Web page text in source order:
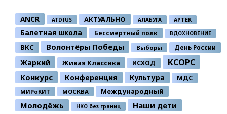
ANCR ATDIUS АКТУАЛЬНО АЛАБУГА АРТЕК
Балетная школа Бессмертный полк ВДОХНОВЕНИЕ
ВКС Волонтёры Победы Выборы День России
Жаркий Живая Классика ИСХОД КСОРС
Конкурс Конференция Культура МДС
МИРоКИТ МОСКВА Международный
Молодёжь НКО без границ Наши дети